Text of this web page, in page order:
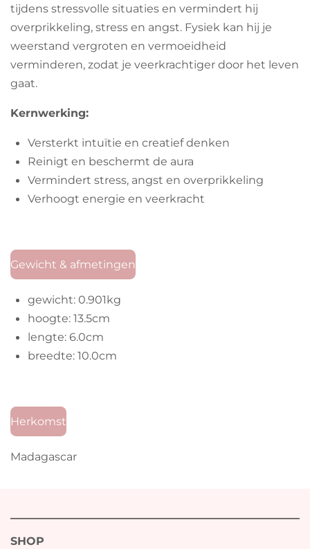
tijdens stressvolle situaties en vermindert hij
overprikkeling, stress en angst. Fysiek kan hij je
weerstand vergroten en vermoeidheid
verminderen, zodat je veerkrachtiger door het leven
gaat.
Kernwerking:
Versterkt intuïtie en creatief denken
Reinigt en beschermt de aura
Vermindert stress, angst en overprikkeling
Verhoogt energie en veerkracht
Gewicht & afmetingen
gewicht: 0.901kg
hoogte: 13.5cm
lengte: 6.0cm
breedte: 10.0cm
Herkomst
Madagascar
SHOP